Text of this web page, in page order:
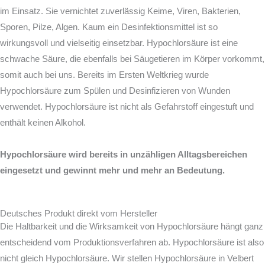
im Einsatz. Sie vernichtet zuverlässig Keime, Viren, Bakterien,
Sporen, Pilze, Algen. Kaum ein Desinfektionsmittel ist so
wirkungsvoll und vielseitig einsetzbar. Hypochlorsäure ist eine
schwache Säure, die ebenfalls bei Säugetieren im Körper vorkommt,
somit auch bei uns. Bereits im Ersten Weltkrieg wurde
Hypochlorsäure zum Spülen und Desinfizieren von Wunden
verwendet. Hypochlorsäure ist nicht als Gefahrstoff eingestuft und
enthält keinen Alkohol.
Hypochlorsäure wird bereits in unzähligen Alltagsbereichen
eingesetzt und gewinnt mehr und mehr an Bedeutung.
Deutsches Produkt direkt vom Hersteller
Die Haltbarkeit und die Wirksamkeit von Hypochlorsäure hängt ganz
entscheidend vom Produktionsverfahren ab. Hypochlorsäure ist also
nicht gleich Hypochlorsäure. Wir stellen Hypochlorsäure in Velbert